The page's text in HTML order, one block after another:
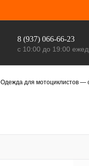
8 (937) 066-66-23
с 10:00 до 19:00
Одежда для мотоциклистов —